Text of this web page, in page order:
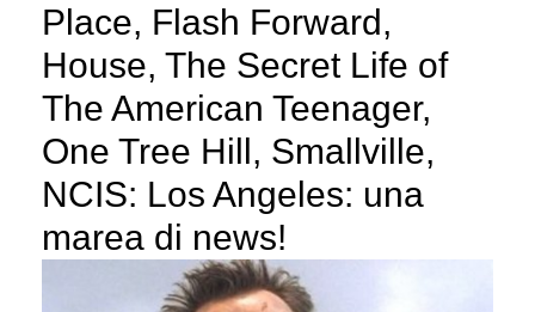
Place, Flash Forward,
House, The Secret Life of
The American Teenager,
One Tree Hill, Smallville,
NCIS: Los Angeles: una
marea di news!